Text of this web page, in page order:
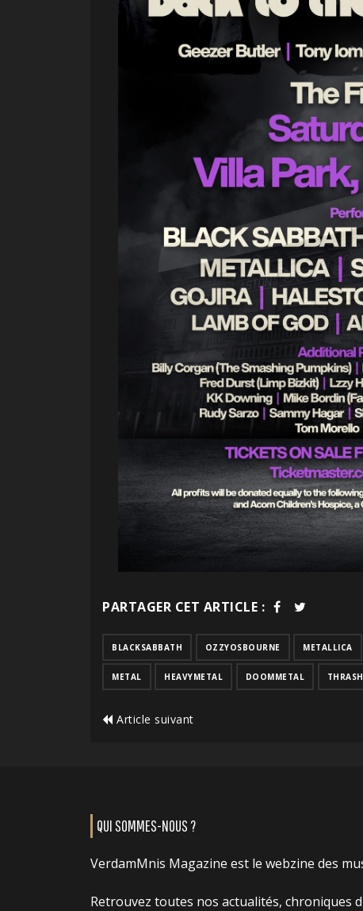
PARTAGER CET ARTICLE :
BLACKSABBATH OZZYOSBOURNE METALLICA
METAL HEAVYMETAL DOOMMETAL
Article suivant
QUI SOMMES-NOUS ?
VerdamMnis Magazine est le webzine des
Retrouvez toutes nos actualités, chroniques